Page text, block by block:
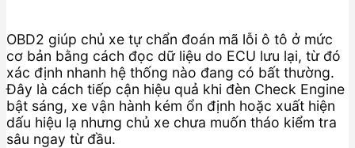
OBD2 giúp chủ xe tự chẩn đoán mã lỗi ô tô ở mức
cơ bản bằng cách đọc dữ liệu do ECU lưu lại, từ đó
xác định nhanh hệ thống nào đang có bất thường.
Đây là cách tiếp cận hiệu quả khi đèn Check Engine
bật sáng, xe vận hành kém ổn định hoặc xuất hiện
dấu hiệu lạ nhưng chủ xe chưa muốn tháo kiểm tra
sâu ngay từ đầu.